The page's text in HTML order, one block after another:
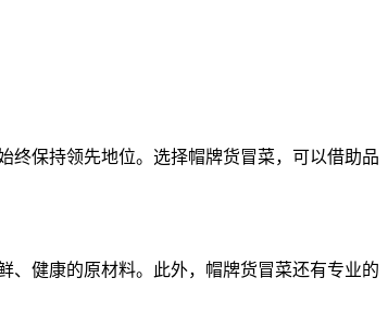
终保持领先地位。选择帽牌货冒菜，可以借助品
、健康的原材料。此外，帽牌货冒菜还有专业的